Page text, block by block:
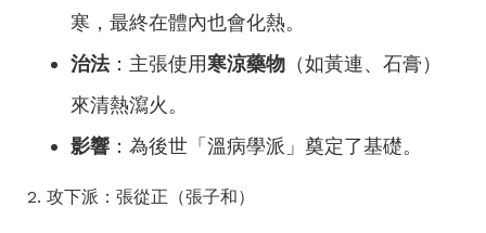
寒，最終在體內也會化熱。
治法：主張使用寒涼藥物 （如黃連、石膏）
來清熱瀉火。
影響 ：為後世「溫病學派」奠定了基礎。
2. 攻下派：張從正（張子和）